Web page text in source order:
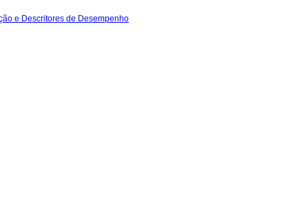
e Descritores de Desempenho